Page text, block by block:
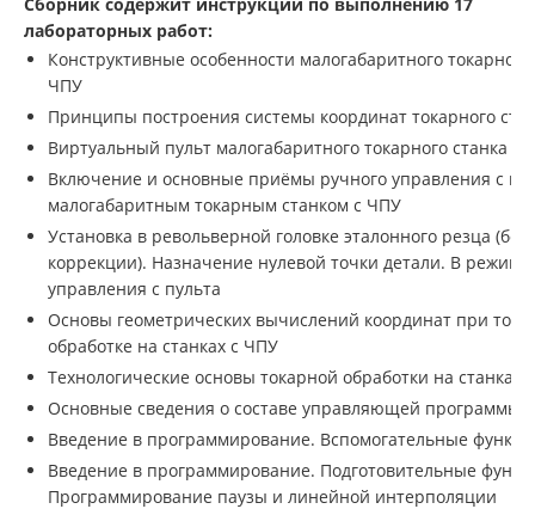
Сборник содержит инструкции по выполнению 17
лабораторных работ:
Конструктивные особенности малогабаритного токарного
ЧПУ
Принципы построения системы координат токарного
Виртуальный пульт малогабаритного токарного станка с
Включение и основные приёмы ручного управления с
малогабаритным токарным станком с ЧПУ
Установка в револьверной головке эталонного резца
коррекции). Назначение нулевой точки детали. В режиме
управления с пульта
Основы геометрических вычислений координат при
обработке на станках с ЧПУ
Технологические основы токарной обработки на станках
Основные сведения о составе управляющей программы
Введение в программирование. Вспомогательные
Введение в программирование. Подготовительные
Программирование паузы и линейной интерполяции